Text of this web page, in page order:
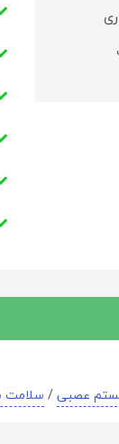
عصبی/